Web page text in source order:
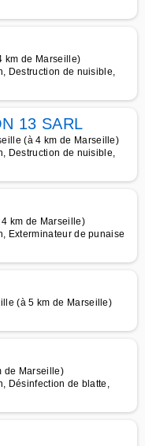
km de Marseille)
Destruction de nuisible,
13 SARL
(à 4 km de Marseille)
Destruction de nuisible,
km de Marseille)
Exterminateur de punaise
(à 5 km de Marseille)
de Marseille)
Désinfection de blatte,